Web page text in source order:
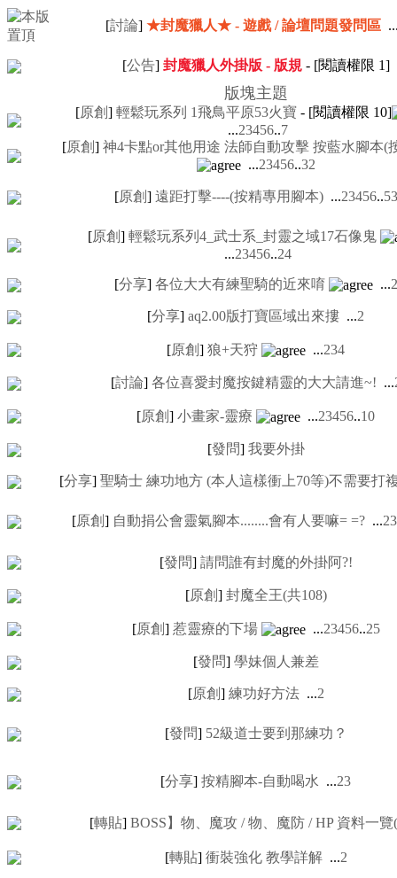
[討論] ★封魔獵人★ - 遊戲 / 論壇問題發問區
[公告] 封魔獵人外掛版 - 版規- [閱讀權限 1]
版塊主題
[原創] 輕鬆玩系列 1飛鳥平原53火寶 - [閱讀權限 10]
...23456..7
[原創] 神4卡點or其他用途 法師自動攻擊 按藍水腳本(
...23456..32
[原創] 遠距打擊----(按精專用腳本) ...23456..53
[原創] 輕鬆玩系列4_武士系_封靈之域17石像鬼
...23456..24
[分享] 各位大大有練聖騎的近來唷 ...2
[分享] aq2.00版打寶區域出來摟 ...2
[原創] 狼+天狩 ...234
[討論] 各位喜愛封魔按鍵精靈的大大請進~! ...
[原創] 小畫家-靈療 ...23456..10
[發問] 我要外掛
[分享] 聖騎士 練功地方 (本人這樣衝上70等)不需要打
[原創] 自動捐公會靈氣腳本........會有人要嘛= =? ...23
[發問] 請問誰有封魔的外掛阿?!
[原創] 封魔全王(共108)
[原創] 惹靈療的下場 ...23456..25
[發問] 學妹個人兼差
[原創] 練功好方法 ...2
[發問] 52級道士要到那練功？
[分享] 按精腳本-自動喝水 ...23
[轉貼] BOSS】物、魔攻 / 物、魔防 / HP 資料一覽(
[轉貼] 衝裝強化 教學詳解 ...2